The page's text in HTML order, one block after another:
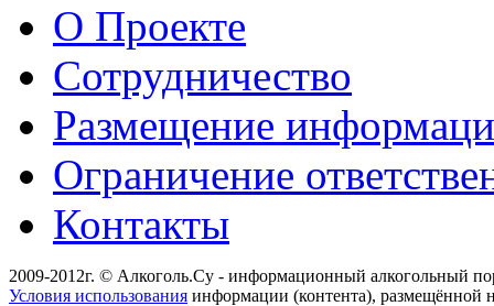
О Проекте
Сотрудничество
Размещение
Ограничение
Контакты
2009-2012г. © Алкоголь.Су - информационный алкогольный
Условия использования информации (контента), размещённой